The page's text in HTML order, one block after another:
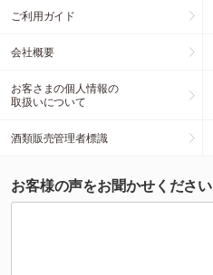
ご利用ガイド
会社概要
お客さまの個人情報の
取扱いについて
酒類販売管理者標識
お客様の声をお聞かせください